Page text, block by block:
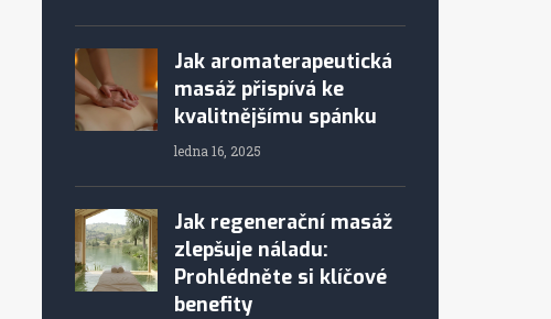
Jak aromaterapeutická
masáž přispívá ke
kvalitnějšímu spánku
ledna 16, 2025
Jak regenerační masáž
zlepšuje náladu:
Prohlédněte si klíčové
benefity